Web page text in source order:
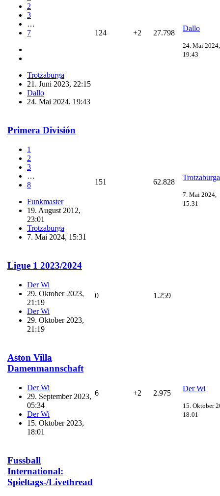
2
3
…
7
Trotzaburga
21. Juni 2023, 22:15
Dallo
24. Mai 2024, 19:43
124 +2 27.798
Dallo
24. Mai 2024,
19:43
Primera División
1
2
3
…
8
Funkmaster
19. August 2012,
23:01
Trotzaburga
7. Mai 2024, 15:31
151 62.828
Trotzaburga
7. Mai 2024,
15:31
Ligue 1 2023/2024
Der Wi
29. Oktober 2023,
21:19
Der Wi
29. Oktober 2023,
21:19
0 1.259
Aston Villa
Damenmannschaft
Der Wi
29. September 2023,
05:34
Der Wi
15. Oktober 2023,
18:01
6 +2 2.975
Der Wi
15. Oktober
18:01
Fussball
International:
Spieltags-/Livethread